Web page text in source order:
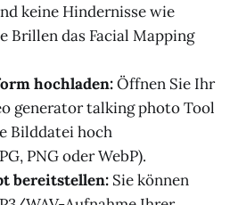
keine Hindernisse wie
Brillen das Facial Mapping
hochladen:Öffnen Sie Ihr
generator talking photo Tool
Bilddatei hoch
PNG oder WebP).
bereitstellen: Sie können